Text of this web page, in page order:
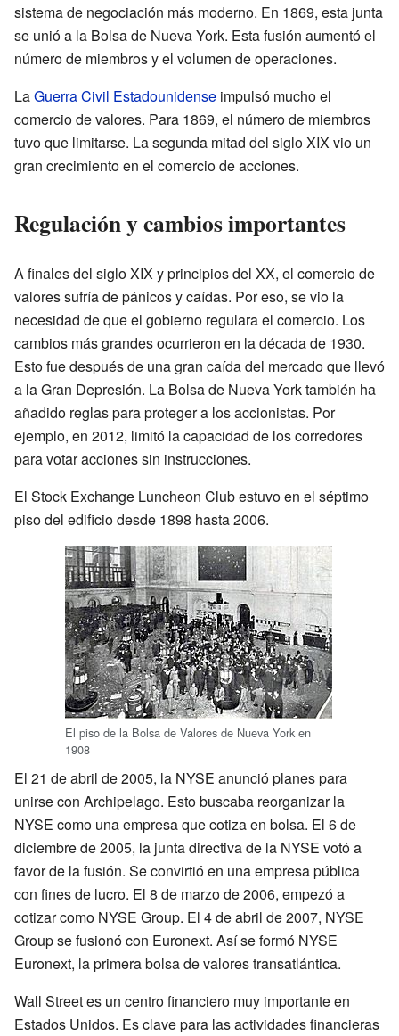
sistema de negociación más moderno. En 1869, esta junta
se unió a la Bolsa de Nueva York. Esta fusión aumentó el
número de miembros y el volumen de operaciones.
LaGuerra Civil Estadounidense impulsó mucho el
comercio de valores. Para 1869, el número de miembros
tuvo que limitarse. La segunda mitad del siglo XIX vio un
gran crecimiento en el comercio de acciones.
Regulación y cambios importantes
A finales del siglo XIX y principios del XX, el comercio de
valores sufría de pánicos y caídas. Por eso, se vio la
necesidad de que el gobierno regulara el comercio. Los
cambios más grandes ocurrieron en la década de 1930.
Esto fue después de una gran caída del mercado que llevó
a la Gran Depresión. La Bolsa de Nueva York también ha
añadido reglas para proteger a los accionistas. Por
ejemplo, en 2012, limitó la capacidad de los corredores
para votar acciones sin instrucciones.
El Stock Exchange Luncheon Club estuvo en el séptimo
piso del edificio desde 1898 hasta 2006.
El piso de la Bolsa de Valores de Nueva York en
1908
El 21 de abril de 2005, la NYSE anunció planes para
unirse con Archipelago. Esto buscaba reorganizar la
NYSE como una empresa que cotiza en bolsa. El 6 de
diciembre de 2005, la junta directiva de la NYSE votó a
favor de la fusión. Se convirtió en una empresa pública
con fines de lucro. El 8 de marzo de 2006, empezó a
cotizar como NYSE Group. El 4 de abril de 2007, NYSE
Group se fusionó con Euronext. Así se formó NYSE
Euronext, la primera bolsa de valores transatlántica.
Wall Street es un centro financiero muy importante en
Estados Unidos. Es clave para las actividades financieras